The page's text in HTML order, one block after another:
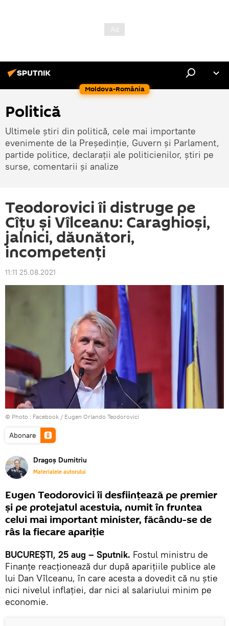
Moldova-România
Politică
Ultimele știri din politică, cele mai importante
evenimente de la Președinție, Guvern și Parlament,
partide politice, declarații ale politicienilor, știri pe
surse, comentarii și analize
Teodorovici îi distruge pe
Cîțu și Vîlceanu: Caraghioși,
jalnici, dăunători,
incompetenți
11:11 25.08.2021
© Photo : Facebook / Eugen Orlando Teodorovici
Abonare
Dragoș Dumitriu
Materialele autorului
Eugen Teodorovici îi desființează pe premier
și pe protejatul acestuia, numit în fruntea
celui mai important minister, făcându-se de
râs la fiecare apariție
BUCUREȘTI, 25 aug – Sputnik. Fostul ministru de
Finanțe reacționează dur după aparițiile publice ale
lui Dan Vîlceanu, în care acesta a dovedit că nu știe
nici nivelul inflației, dar nici al salariului minim pe
economie.